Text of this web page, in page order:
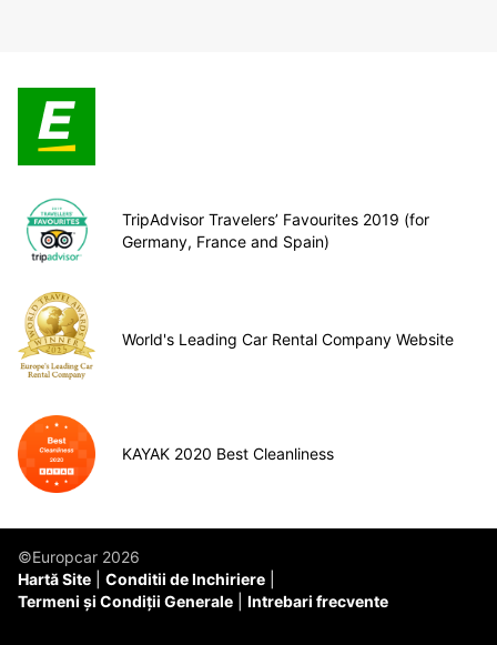
TripAdvisor Travelers’ Favourites 2019 (for
Germany, France and Spain)
World's Leading Car Rental Company Website
KAYAK 2020 Best Cleanliness
©Europcar 2026
Hartă Site
Conditii de Inchiriere
Termeni și Condiții Generale
Intrebari frecvente